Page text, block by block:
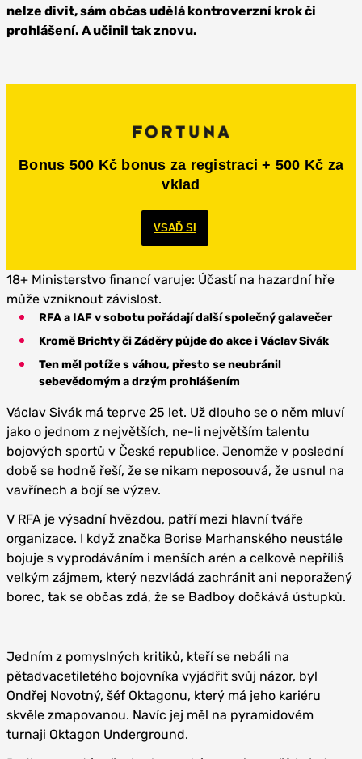
nelze divit, sám občas udělá kontroverzní krok či
prohlášení. A učinil tak znovu.
Bonus 500 Kč bonus za registraci + 500 Kč za
vklad
VSAĎ SI
18+ Ministerstvo financí varuje: Účastí na hazardní hře
může vzniknout závislost.
RFA a IAF v sobotu pořádají další společný galavečer
Kromě Brichty či Záděry půjde do akce i Václav Sivák
Ten měl potíže s váhou, přesto se neubránil
sebevědomým a drzým prohlášením
Václav Sivák má teprve 25 let. Už dlouho se o něm mluví
jako o jednom z největších, ne-li největším talentu
bojových sportů v České republice. Jenomže v poslední
době se hodně řeší, že se nikam neposouvá, že usnul na
vavřínech a bojí se výzev.
V RFA je výsadní hvězdou, patří mezi hlavní tváře
organizace. I když značka Borise Marhanského neustále
bojuje s vyprodáváním i menších arén a celkově nepříliš
velkým zájmem, který nezvládá zachránit ani neporažený
borec, tak se občas zdá, že se Badboy dočkává ústupků.
Jedním z pomyslných kritiků, kteří se nebáli na
pětadvacetiletého bojovníka vyjádřit svůj názor, byl
Ondřej Novotný, šéf Oktagonu, který má jeho kariéru
skvěle zmapovanou. Navíc jej měl na pyramidovém
turnaji Oktagon Underground.